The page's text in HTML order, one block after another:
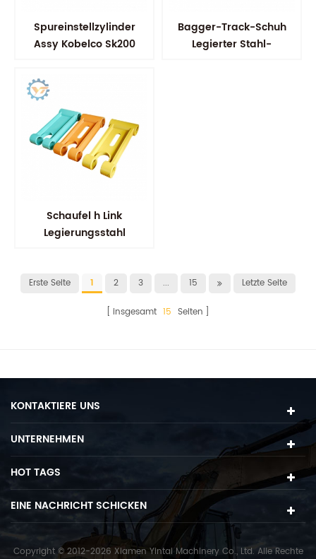
Spureinstellzylinder
Assy Kobelco Sk200
Bagger-Track-Schuh
Legierter Stahl-
Schaufel h Link
Legierungsstahl
Erste Seite 1 2 3 ... 15 Letzte Seite
insgesamt 15 Seiten
KONTAKTIERE UNS
UNTERNEHMEN
HOT TAGS
EINE NACHRICHT SCHICKEN
Copyright © 2012-2026 Xiamen Yintai Machinery Co., Ltd. Alle Rechte